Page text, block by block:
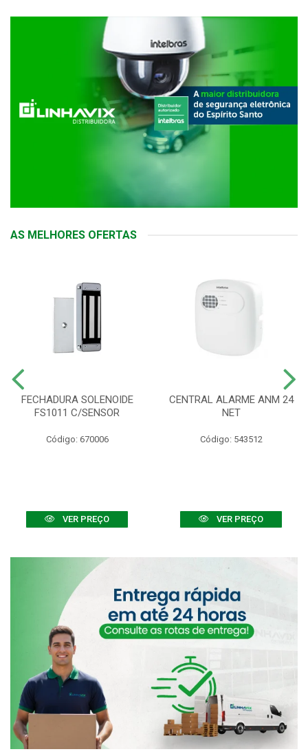
AS MELHORES OFERTAS
FECHADURA SOLENOIDE
FS1011 C/SENSOR
Código: 670006
VER PREÇO
CENTRAL ALARME ANM 24
NET
Código: 543512
VER PREÇO